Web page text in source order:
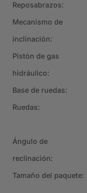
Reposabrazos:
Mecanismo de
inclinación:
Pistón de gas
hidráulico:
Base de ruedas:
Ruedas:
Ángulo de
reclinación:
Tamaño del paquete: